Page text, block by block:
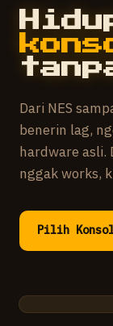
Dari NES
benerin lag,
hardware asli.
nggak works,
Pilih
SYSTEM